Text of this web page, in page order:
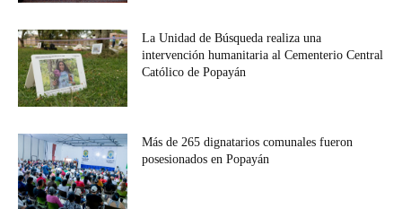
La Unidad de Búsqueda realiza una
intervención humanitaria al Cementerio Central
Católico de Popayán
Más de 265 dignatarios comunales fueron
posesionados en Popayán